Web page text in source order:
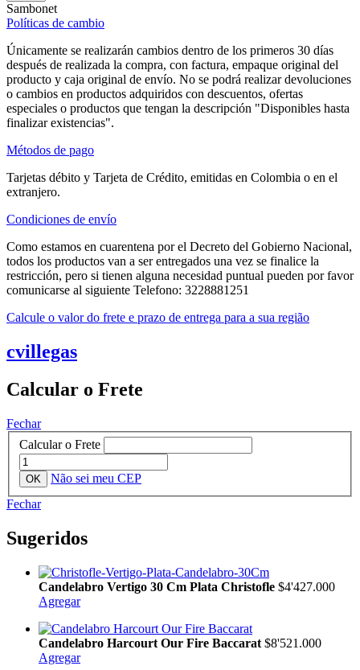
Sambonet
Políticas de cambio
Únicamente se realizarán cambios dentro de los primeros 30 días
después de realizada la compra, con factura, empaque original del
producto y caja original de envío. No se podrá realizar devoluciones
o cambios en productos adquiridos con descuentos, ofertas
especiales o productos que tengan la descripción "Disponibles hasta
finalizar existencias".
Métodos de pago
Tarjetas débito y Tarjeta de Crédito, emitidas en Colombia o en el
extranjero.
Condiciones de envío
Como estamos en cuarentena por el Decreto del Gobierno Nacional,
todos los productos van a ser entregados una vez se finalice la
restricción, pero si tienen alguna necesidad puntual pueden por favor
comunicarse al siguiente Telefono: 3228881251
Calcule o valor do frete e prazo de entrega para a sua região
cvillegas
Calcular o Frete
Fechar
Calcular o Frete
Não sei meu CEP
Fechar
Sugeridos
Candelabro Vertigo 30 Cm Plata Christofle $4'427.000
Agregar
Candelabro Harcourt Our Fire Baccarat $8'521.000
Agregar